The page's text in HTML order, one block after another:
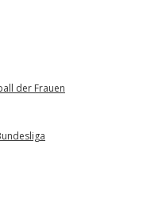
der Frauen